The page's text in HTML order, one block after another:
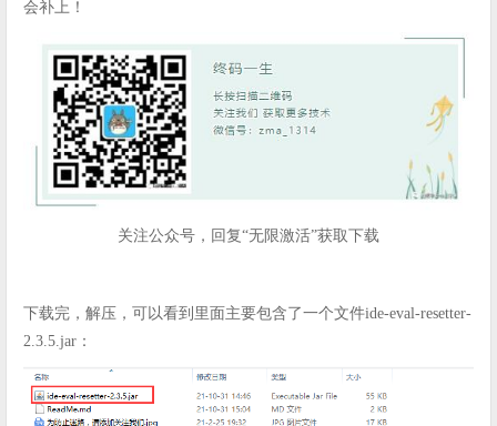
会补上！
关注公众号，回复“无限激活”获取下载
下载完，解压，可以看到里面主要包含了一个文件ide-eval-resetter-
2.3.5.jar：